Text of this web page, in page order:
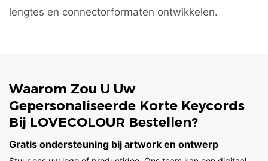
lengtes en connectorformaten ontwikkelen.
Waarom Zou U Uw
Gepersonaliseerde Korte Keycords
Bij LOVECOLOUR Bestellen?
Gratis ondersteuning bij artwork en ontwerp